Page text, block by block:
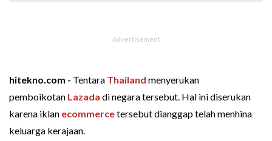
hitekno.com - Tentara Thailand menyerukan
pemboikotan Lazada di negara tersebut. Hal ini diserukan
karena iklan ecommercetersebut dianggap telah menhina
keluarga kerajaan.